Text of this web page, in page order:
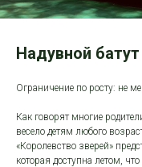
Надувной батут
Ограничение по росту: не
Как говорят многие
весело детям любого
«Королевство зверей»
которая доступна летом,